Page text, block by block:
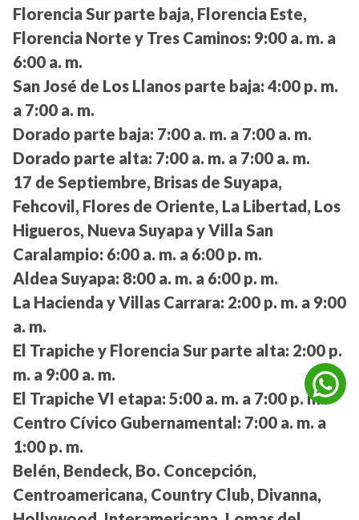
Florencia Sur parte baja, Florencia Este,
Florencia Norte y Tres Caminos: 9:00 a. m. a
6:00 a. m.
San José de Los Llanos parte baja: 4:00 p. m.
a 7:00 a. m.
Dorado parte baja: 7:00 a. m. a 7:00 a. m.
Dorado parte alta: 7:00 a. m. a 7:00 a. m.
17 de Septiembre, Brisas de Suyapa,
Fehcovil, Flores de Oriente, La Libertad, Los
Higueros, Nueva Suyapa y Villa San
Caralampio: 6:00 a. m. a 6:00 p. m.
Aldea Suyapa: 8:00 a. m. a 6:00 p. m.
La Hacienda y Villas Carrara: 2:00 p. m. a 9:00
a. m.
El Trapiche y Florencia Sur parte alta: 2:00 p.
m. a 9:00 a. m.
El Trapiche VI etapa: 5:00 a. m. a 7:00 p. m.
Centro Cívico Gubernamental: 7:00 a. m. a
1:00 p. m.
Belén, Bendeck, Bo. Concepción,
Centroamericana, Country Club, Divanna,